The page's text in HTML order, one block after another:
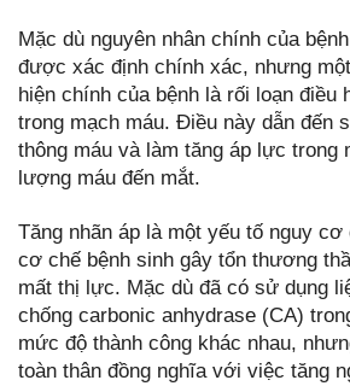
Mặc dù nguyên nhân chính của
được xác định chính xác, nhưng
hiện chính của bệnh là rối loạn điều
trong mạch máu. Điều này dẫn đến
thông máu và làm tăng áp lực trong
lượng máu đến mắt.
Tăng nhãn áp là một yếu tố nguy cơ
cơ chế bệnh sinh gây tổn thương
mất thị lực. Mặc dù đã có sử dụng
chống carbonic anhydrase (CA)
mức độ thành công khác nhau,
toàn thân đồng nghĩa với việc tăng